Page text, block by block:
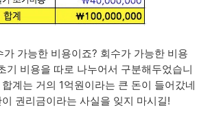
가 가능한 비용이죠? 회수가 가능한 비용
기 비용을 따로 나누어서 구분해두었습니
계는 거의 1억원이라는 큰 돈이 들어갔네
권리금이라는 사실을 잊지 마시길!